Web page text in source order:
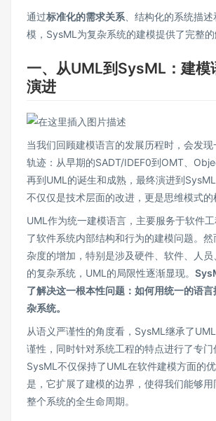
通过标准化的需求关系 、结构化的系统描
模，SysML为复杂系统的建模提供了完整的
一、从UML到SysML：建模
演进
当我们回顾建模语言的发展历程时，会发
轨迹：从早期的SADT/IDEF0到OMT、
再到UML的诞生和成熟，最终演进到
不仅仅是技术层面的改进，更是思维模式的
UML作为统一建模语言，主要服务于软件
了软件系统内部结构和行为的建模问题。然
杂度的增加，特别是涉及硬件、软件、人
的复杂系统，UML的局限性逐渐显现。
了解决这一根本性问题：如何用统一的语
杂系统。
从语义严谨性的角度看，SysML继承了
谨性，同时针对系统工程的特点进行了专
SysML不仅保持了UML在软件建模方面的
是，它扩展了建模的边界，使得我们能够
整个系统的全生命周期。